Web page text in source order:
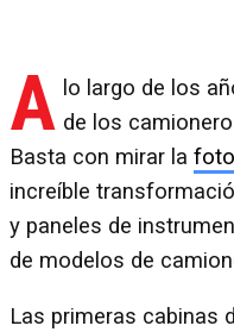
A lo largo de los
de los
Basta con mirar la
increíble
y paneles de
de modelos de
Las primeras cabinas